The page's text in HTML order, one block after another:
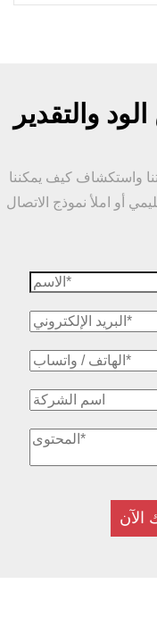
والتقدير
واستكشاف كيف يمكننا
أو املأ نموذج الاتصال
الآن